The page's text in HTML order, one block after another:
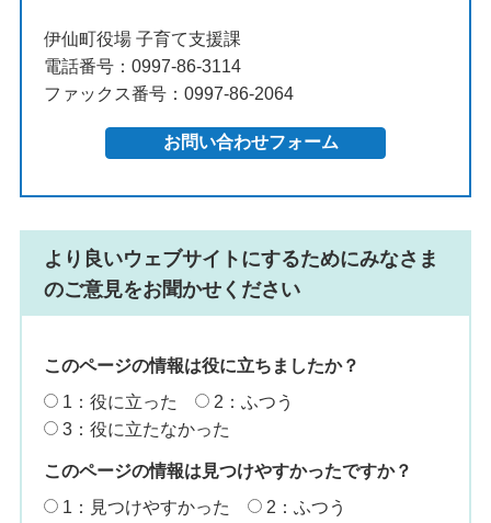
伊仙町役場 子育て支援課
電話番号：0997-86-3114
ファックス番号：0997-86-2064
より良いウェブサイトにするためにみなさま
のご意見をお聞かせください
このページの情報は役に立ちましたか？
1：役に立った
2：ふつう
3：役に立たなかった
このページの情報は見つけやすかったですか？
1：見つけやすかった
2：ふつう